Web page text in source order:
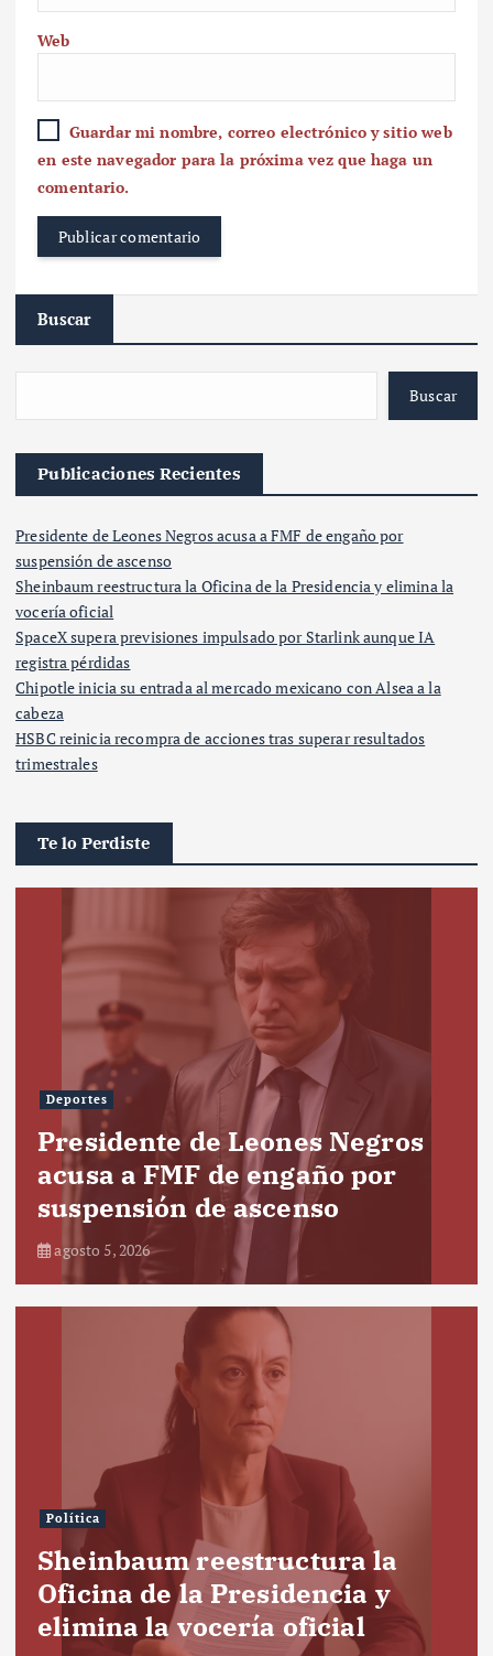
Web
Guardar mi nombre, correo electrónico y sitio web
en este navegador para la próxima vez que haga un
comentario.
Buscar
Buscar
Publicaciones Recientes
Presidente de Leones Negros acusa a FMF de engaño por
suspensión de ascenso
Sheinbaum reestructura la Oficina de la Presidencia y elimina la
vocería oficial
SpaceX supera previsiones impulsado por Starlink aunque IA
registra pérdidas
Chipotle inicia su entrada al mercado mexicano con Alsea a la
cabeza
HSBC reinicia recompra de acciones tras superar resultados
trimestrales
Te lo Perdiste
Deportes
Presidente de Leones Negros
acusa a FMF de engaño por
suspensión de ascenso
agosto 5, 2026
Política
Sheinbaum reestructura la
Oficina de la Presidencia y
elimina la vocería oficial